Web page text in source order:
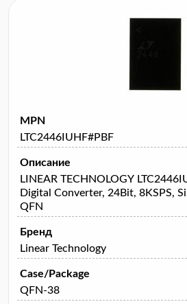
MPN
LTC2446IUHF#PBF
Описание
LINEAR TECHNOLOGY
Digital Converter, 24Bit, 8KSPS,
QFN
Бренд
Linear Technology
Case/Package
QFN-38